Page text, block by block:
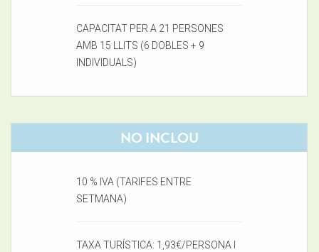
CAPACITAT PER A 21 PERSONES
AMB 15 LLITS (6 DOBLES + 9
INDIVIDUALS)
NO INCLOU
10 % IVA (TARIFES ENTRE
SETMANA)
TAXA TURÍSTICA: 1,93€/PERSONA I